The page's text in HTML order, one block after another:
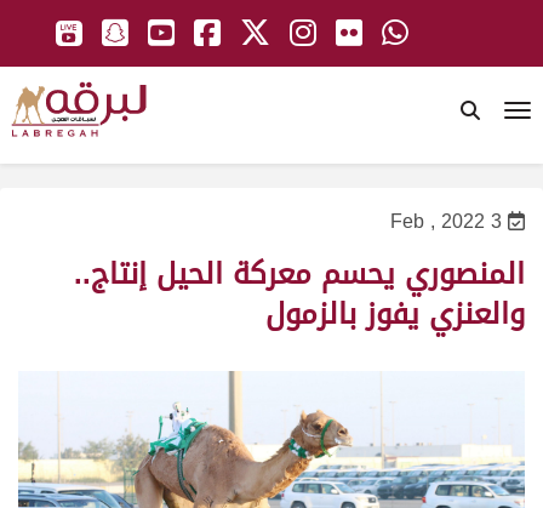
3 Feb , 2022
المنصوري يحسم معركة الحيل إنتاج..
والعنزي يفوز بالزمول